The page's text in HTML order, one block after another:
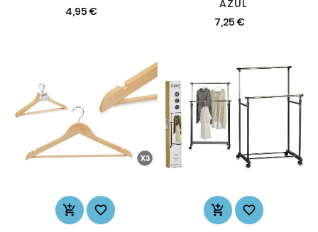
4,95 €
AZUL
7,25 €
   